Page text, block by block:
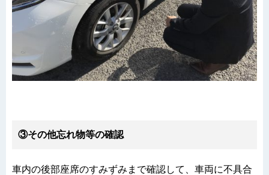
③その他忘れ物等の確認
車内の後部座席のすみずみまで確認して、車両に不具合